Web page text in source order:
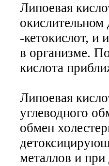
Липоевая
-кетокислот, и
в организме.
кислота
Липоевая
углеводного
обмен
металлов и при